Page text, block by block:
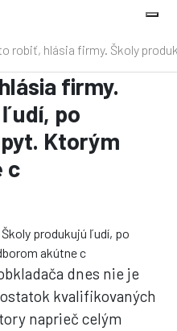
robiť, hlásia firmy. Školy
firmy.
po
Ktorým
c
dnes nie je
kvalifikovaných
naprieč celým